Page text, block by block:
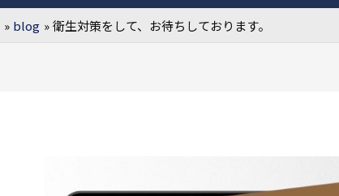
blog 衛生対策をして、お待ちしております。